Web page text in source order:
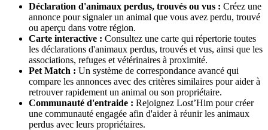
Déclaration d'animaux perdus, trouvés ou vus : Créez une
annonce pour signaler un animal que vous avez perdu, trouvé
ou aperçu dans votre région.
Carte interactive : Consultez une carte qui répertorie toutes
les déclarations d'animaux perdus, trouvés et vus, ainsi que les
associations, refuges et vétérinaires à proximité.
Pet Match : Un système de correspondance avancé qui
compare les annonces avec des critères similaires pour aider à
retrouver rapidement un animal ou son propriétaire.
Communauté d'entraide : Rejoignez Lost’Him pour créer
une communauté engagée afin d'aider à réunir les animaux
perdus avec leurs propriétaires.